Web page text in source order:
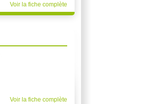
Voir la fiche complète
Voir la fiche complète